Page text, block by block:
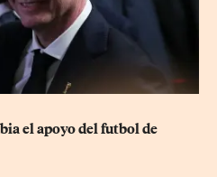
el apoyo del futbol de